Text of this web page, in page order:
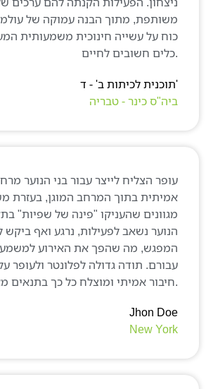
כינר - טבריה
מתוך הבנה עמוקה של עולמם
על עשייה חינוכית משמעותית המעניקה
Jhon
New
הצליח לייצר עבור בני הנוער מרחב של
בתוך המרחב המוגן, בעזרת משחקי
שהעניקו "פינה של שפיות" בתקופה
נשאב לפעילות, נרגע ואף ביקש
מה שהפך את האירוע למשמעותי
תודה גדולה לפלונטר ולעופר על